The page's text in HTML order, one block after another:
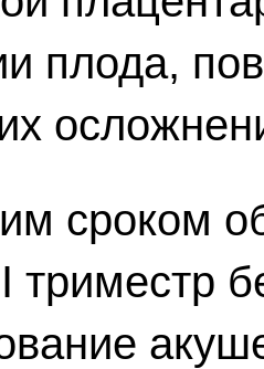
плода,
сроком
триместр